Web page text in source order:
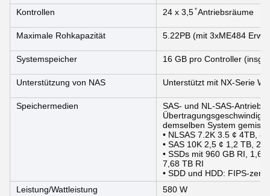
Kontrollen 24 x 3,5 ̊ Antriebsräume
Maximale Rohkapazität 5.22PB (mit 3xME484
Systemspeicher 16 GB pro Controller
Unterstützung von NAS Unterstützt mit NX-Serie
Speichermedien
SAS- und NL-SAS-
demselben System
• NLSAS 7.2K 3.5 ¢ 4TB,
• SAS 10K 2,5 ¢ 1,2 TB,
• SSDs mit 960 GB RI, 1,6
7,68 TB RI
• SDD und HDD: FIPS-
Leistung/Wattleistung
580 W